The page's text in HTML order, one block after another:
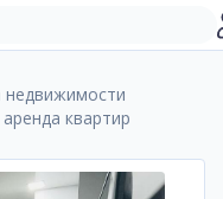
недвижимости
квартир